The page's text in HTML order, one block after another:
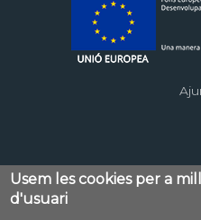
Usem les cookies per a
d'usuari